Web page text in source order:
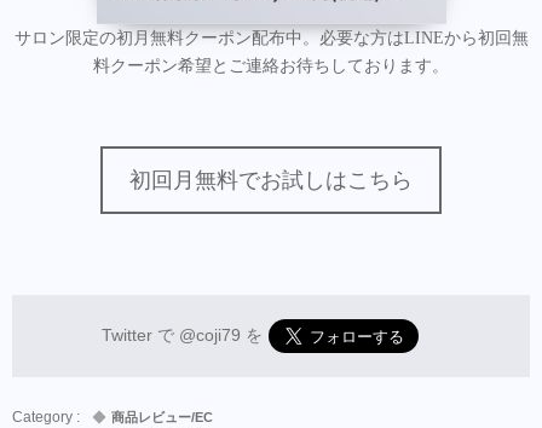
サロン限定の初月無料クーポン配布中。必要な方はLINEから初回無
料クーポン希望とご連絡お待ちしております。
初回月無料でお試しはこちら
Twitter で @coji79 を
商品レビュー/EC